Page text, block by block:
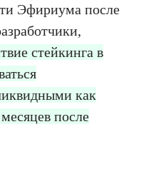
Эфириума после
стейкинга в
как
после